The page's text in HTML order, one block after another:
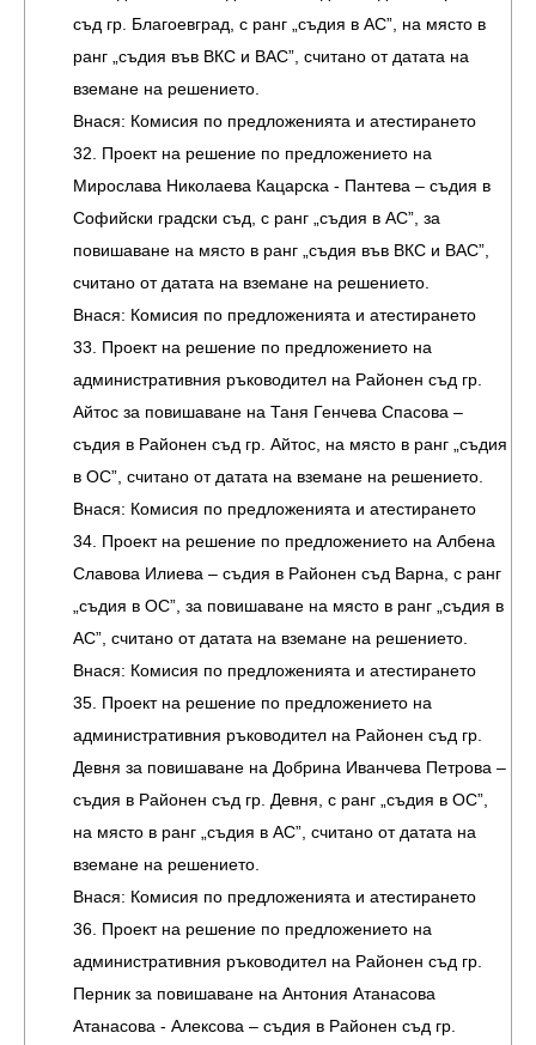
съд гр. Благоевград, с ранг „съдия в АС”, на място в
ранг „съдия във ВКС и ВАС”, считано от датата на
вземане на решението.
Внася: Комисия по предложенията и атестирането
32. Проект на решение по предложението на
Мирослава Николаева Кацарска - Пантева – съдия в
Софийски градски съд, с ранг „съдия в АС”, за
повишаване на място в ранг „съдия във ВКС и ВАС”,
считано от датата на вземане на решението.
Внася: Комисия по предложенията и атестирането
33. Проект на решение по предложението на
административния ръководител на Районен съд гр.
Айтос за повишаване на Таня Генчева Спасова –
съдия в Районен съд гр. Айтос, на място в ранг „съдия
в ОС”, считано от датата на вземане на решението.
Внася: Комисия по предложенията и атестирането
34. Проект на решение по предложението на Албена
Славова Илиева – съдия в Районен съд Варна, с ранг
„съдия в ОС”, за повишаване на място в ранг „съдия в
АС”, считано от датата на вземане на решението.
Внася: Комисия по предложенията и атестирането
35. Проект на решение по предложението на
административния ръководител на Районен съд гр.
Девня за повишаване на Добрина Иванчева Петрова –
съдия в Районен съд гр. Девня, с ранг „съдия в ОС”,
на място в ранг „съдия в АС”, считано от датата на
вземане на решението.
Внася: Комисия по предложенията и атестирането
36. Проект на решение по предложението на
административния ръководител на Районен съд гр.
Перник за повишаване на Антония Атанасова
Атанасова - Алексова – съдия в Районен съд гр.